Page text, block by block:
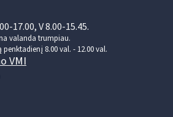
17.00, V 8.00-15.45.
valanda trumpiau.
8.00 val. - 12.00 val.
VMI